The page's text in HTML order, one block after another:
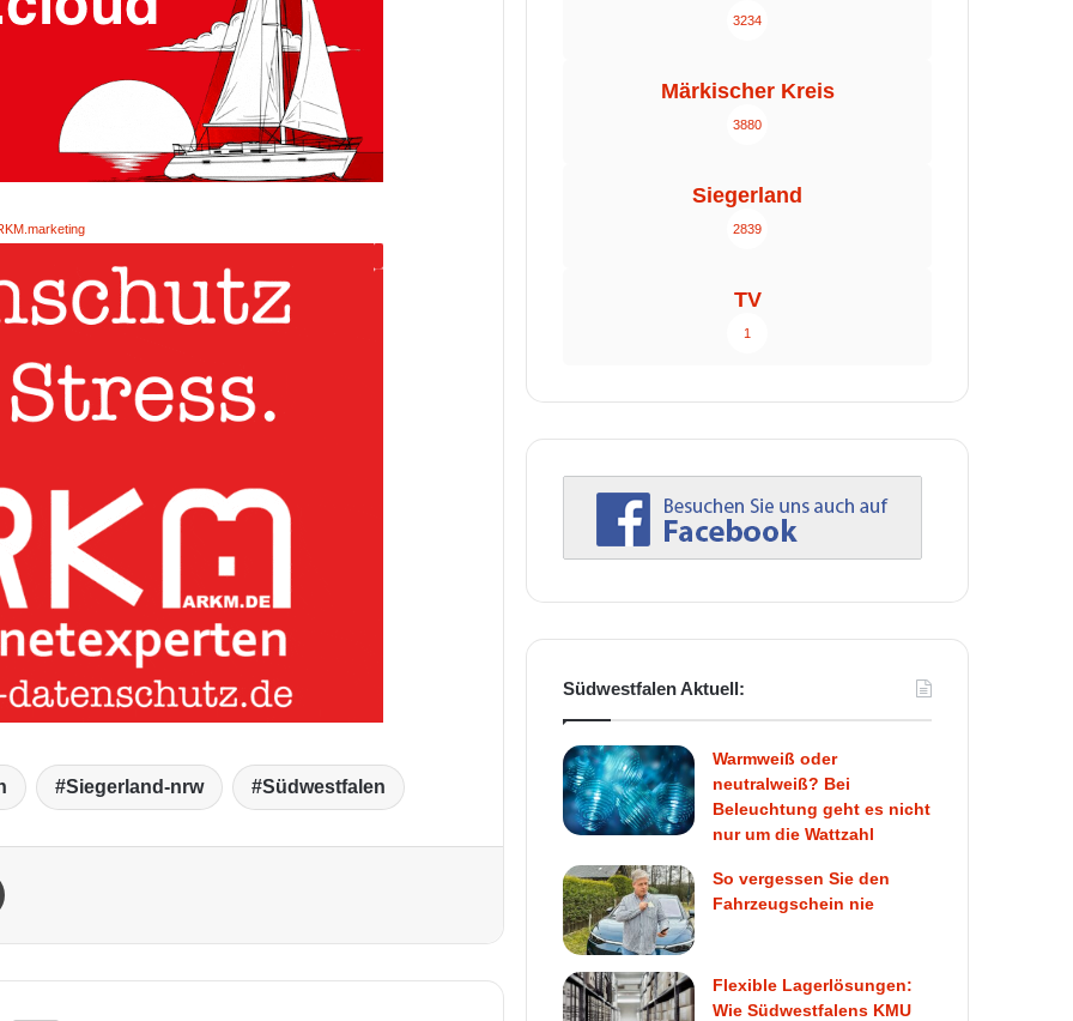
Siegerland-nrw Südwestfalen
3234
Märkischer Kreis
3880
Siegerland
2839
TV
1
Südwestfalen Aktuell:
Warmweiß oder
neutralweiß? Bei
Beleuchtung geht es nicht
nur um die Wattzahl
So vergessen Sie den
Fahrzeugschein nie
Flexible Lagerlösungen:
Wie Südwestfalens KMU